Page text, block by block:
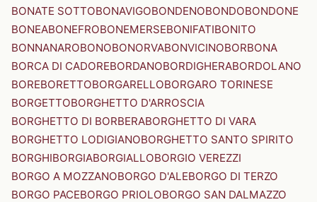
BONATE SOTTOBONAVIGOBONDENOBONDOBONDONE
BONEABONEFROBONEMERSEBONIFATIBONITO
BONNANAROBONOBONORVABONVICINOBORBONA
BORCA DI CADOREBORDANOBORDIGHERABORDOLANO
BOREBORETTOBORGARELLOBORGARO TORINESE
BORGETTOBORGHETTO D'ARROSCIA
BORGHETTO DI BORBERABORGHETTO DI VARA
BORGHETTO LODIGIANOBORGHETTO SANTO SPIRITO
BORGHIBORGIABORGIALLOBORGIO VEREZZI
BORGO A MOZZANOBORGO D'ALEBORGO DI TERZO
BORGO PACEBORGO PRIOLOBORGO SAN DALMAZZO